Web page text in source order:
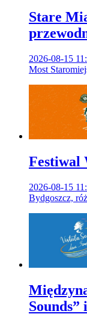
Stare
2026-08-15
Most
Festiwal
2026-08-15
Bydgoszcz,